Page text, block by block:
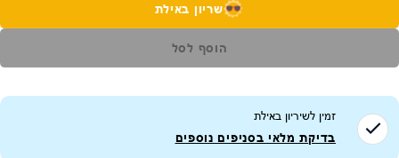
שריון באילת
הוסף לסל
זמין לשיריון באילת
בדיקת מלאי בסניפים נוספים